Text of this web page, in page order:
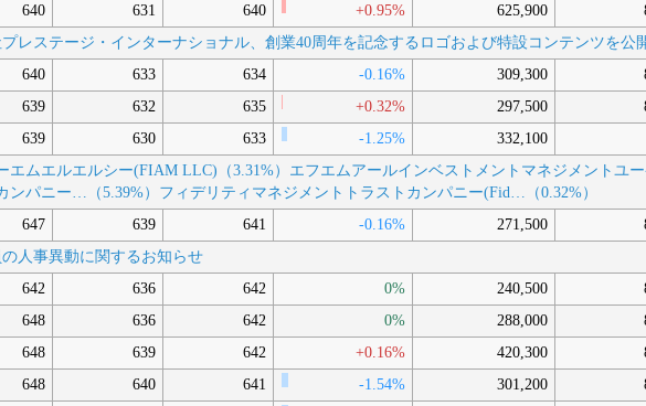
640 631 640 +0.95% 625,900
プレステージ・インターナショナル、創業40周年を記念するロゴおよび特設コンテンツを公
640 633 634 -0.16% 309,300
639 632 635 +0.32% 297,500
639 630 633 -1.25% 332,100
エムエルエルシー(FIAM LLC)（3.31%） エフエムアールインベストメントマネジメントユ
ンパニー…（5.39%） フィデリティマネジメントトラストカンパニー(Fid…（0.32%）
647 639 641 -0.16% 271,500
の人事異動に関するお知らせ
642 636 642 0% 240,500
648 636 642 0% 288,000
648 639 642 +0.16% 420,300
648 640 641 -1.54% 301,200